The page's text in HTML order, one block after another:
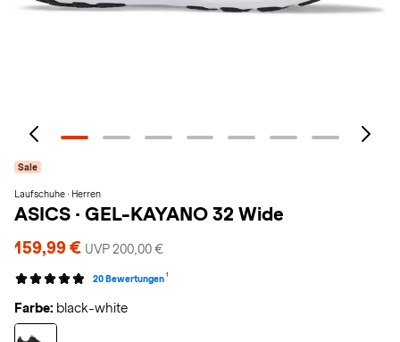
Sale
Laufschuhe · Herren
ASICS · GEL-KAYANO 32 Wide
159,99 € UVP 200,00 €
20 Bewertungen 1
Farbe: black-white